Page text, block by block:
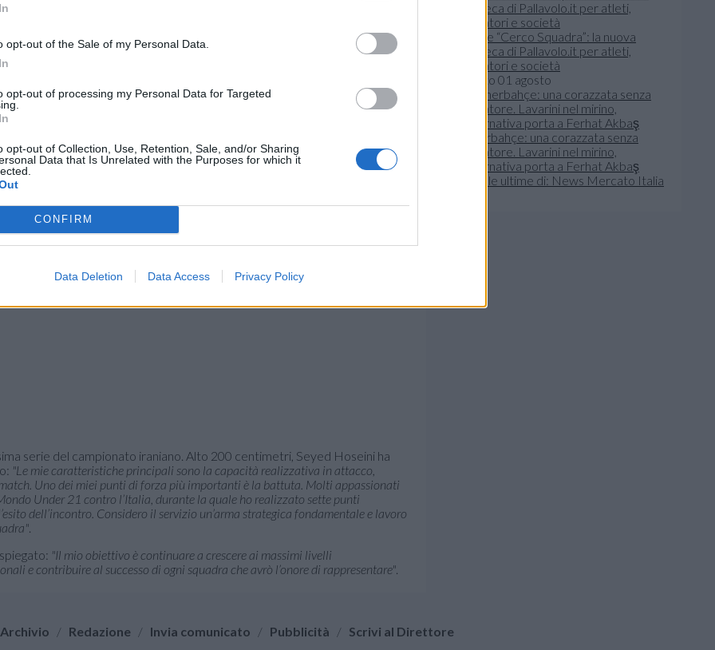
opt-out of the Sale of my Personal Data.
opt-out of processing my Personal Data for Targeted
opt-out of Collection, Use, Retention, Sale, and/or Sharing
Data that Is Unrelated with the Purposes for which it
CONFIRM
Data Deletion Data Access Privacy Policy
Hoseini ha raccontato il proprio percorso nelle nazionali iraniane, iniziato
iraniane di pallavolo all’età di 16 anni e ho rappresentato con successo il mio
mondiale. Con l'Under 21 ha poi vinto sia il Campionato Asiatico sia
di
MVP. Sul
tappe fondamentali del mio percorso sportivo e testimoniano il mio
massima performance"
serie del campionato iraniano. Alto 200 centimetri, Seyed Hoseini ha
"Le mie caratteristiche principali sono la capacità realizzativa in attacco,
Uno dei miei punti di forza più importanti è la battuta. Molti appassionati
Under 21 contro l’Italia, durante la quale ho realizzato sette punti
dell’incontro. Considero il servizio un’arma strategica fondamentale e lavoro
.
"Il mio obiettivo è continuare a crescere ai massimi livelli
e contribuire al successo di ogni squadra che avrò l’onore di rappresentare".
Nasce “Cerco Squadra”: la nuova
bacheca di Pallavolo.it per atleti,
allenatori e società
sabato 01 agosto
Fenerbahçe: una corazzata senza
allenatore. Lavarini nel mirino,
l’alternativa porta a Ferhat Akbaş
Leggi le ultime di: News Mercato Italia
Archivio / Redazione / Invia comunicato / Pubblicità / Scrivi al Direttore